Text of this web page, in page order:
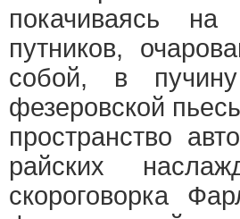
покачиваясь
путников,
собой, в
фезеровской
пространство
райских
скороговорка